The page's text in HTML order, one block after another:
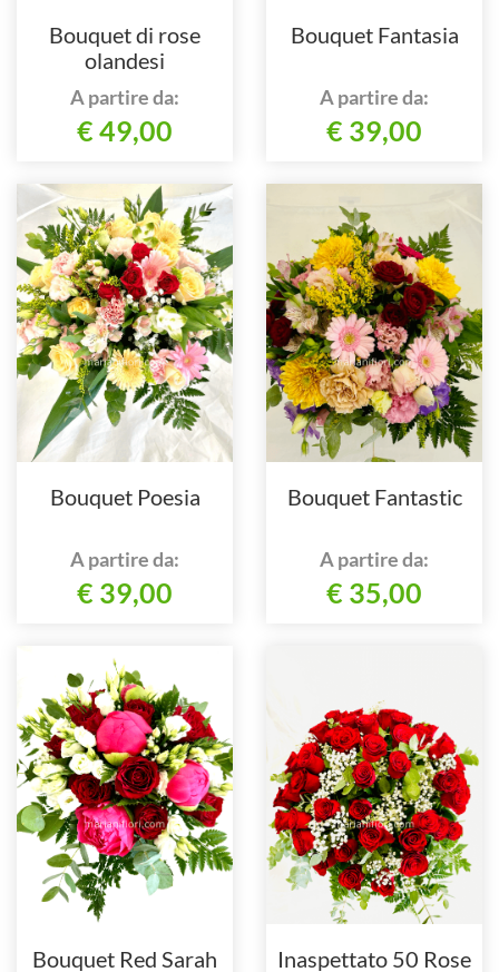
Bouquet di rose
olandesi
A partire da:
€ 49,00
Bouquet Fantasia
A partire da:
€ 39,00
Bouquet Poesia
A partire da:
€ 39,00
Bouquet Fantastic
A partire da:
€ 35,00
Bouquet Red Sarah
Inaspettato 50 Rose